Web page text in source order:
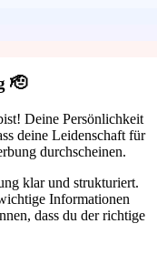
🫡
Deine Persönlichkeit
deine Leidenschaft für
durchscheinen.
klar und strukturiert.
Informationen
dass du der richtige